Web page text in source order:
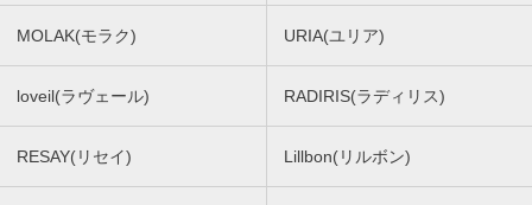
MOLAK(モラク) URIA(ユリア)
loveil(ラヴェール) RADIRIS(ラディリス)
RESAY(リセイ) Lillbon(リルボン)